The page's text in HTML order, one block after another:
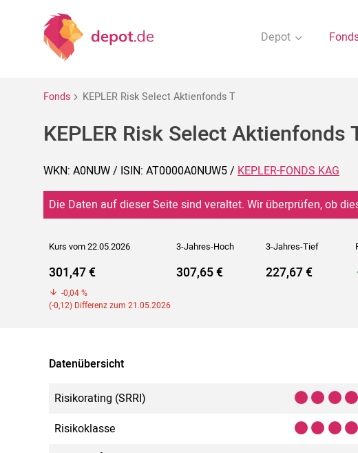
Depot
Fonds KEPLER Risk Select Aktienfonds T
KEPLER Risk Select Aktienfonds
WKN: A0NUW / ISIN: AT0000A0NUW5 / KEPLER-FONDS KAG
Die Daten auf dieser Seite sind veraltet. Wir überprüfen, ob
Kurs vom 22.05.2026 3-Jahres-Hoch 3-Jahres-Tief
301,47 €
-0,04 %
(-0,12) Differenz zum 21.05.2026
307,65 € 227,67 €
Datenübersicht
Risikorating (SRRI)
Risikoklasse